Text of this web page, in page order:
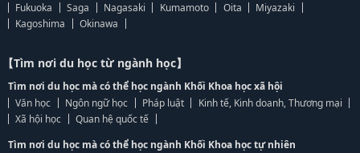
Fukuoka
Saga Nagasaki Kumamoto Oita
Miyazaki
Kagoshima
Okinawa
【Tìm nơi du học từ ngành học】
Tìm nơi du học mà có thể học ngành Khối Khoa học xã hội
Văn học
Ngôn ngữ học Pháp luật
Kinh tế, Kinh doanh, Thương mại
Xã hội học
Quan hệ quốc tế
Tìm nơi du học mà có thể học ngành Khối Khoa học tự nhiên